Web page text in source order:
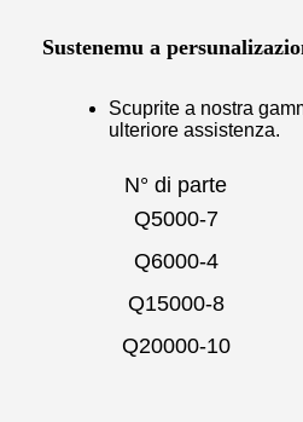
Sustenemu a
Scuprite a nostra
ulteriore assistenza.
N° di parte
Q5000-7
Q6000-4
Q15000-8
Q20000-10